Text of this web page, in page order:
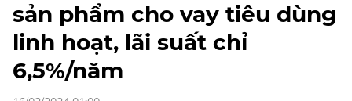
sản phẩm cho vay tiêu dùng
linh hoạt, lãi suất chỉ
6,5%/năm